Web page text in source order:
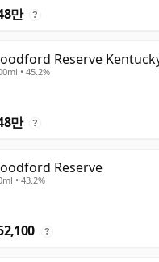
만 ?
Reserve
• 45.2%
만 ?
Reserve
• 43.2%
?